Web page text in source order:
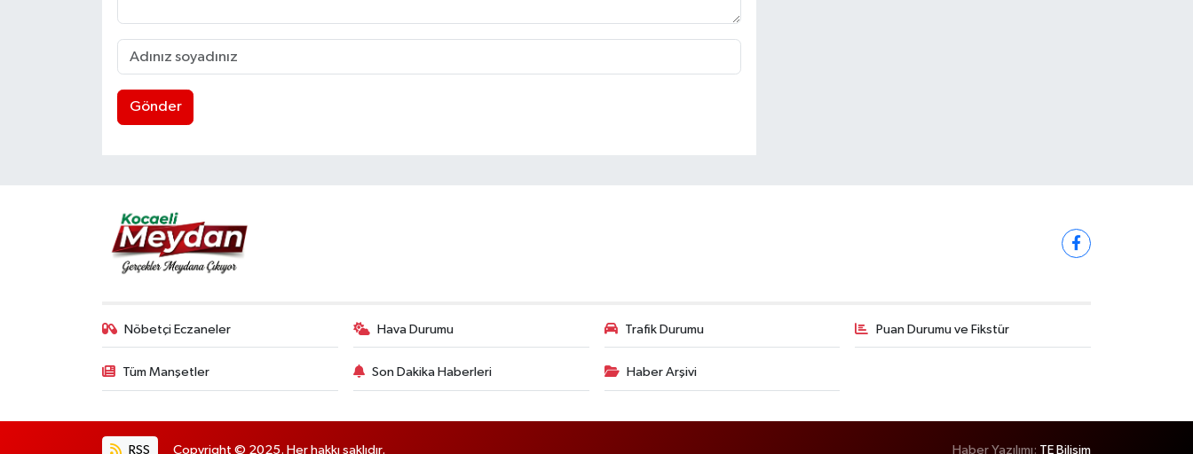
Gönder
Nöbetçi Eczaneler Hava Durumu Trafik Durumu Puan Durumu ve Fikstür
Tüm Manşetler Son Dakika Haberleri Haber Arşivi
RSS Copyright © 2025. Her hakkı saklıdır. Haber Yazılımı: TE Bilişim